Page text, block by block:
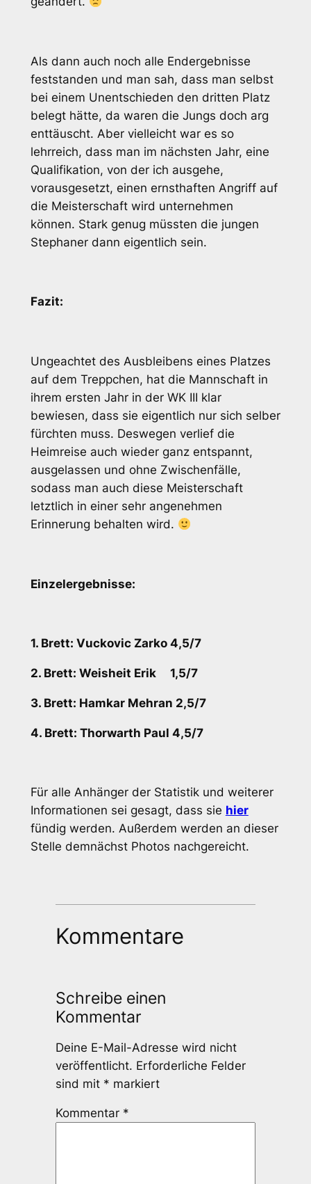
Als dann auch noch alle Endergebnisse
feststanden und man sah, dass man selbst
bei einem Unentschieden den dritten Platz
belegt hätte, da waren die Jungs doch arg
enttäuscht. Aber vielleicht war es so
lehrreich, dass man im nächsten Jahr, eine
Qualifikation, von der ich ausgehe,
vorausgesetzt, einen ernsthaften Angriff auf
die Meisterschaft wird unternehmen
können. Stark genug müssten die jungen
Stephaner dann eigentlich sein.
Fazit:
Ungeachtet des Ausbleibens eines Platzes
auf dem Treppchen, hat die Mannschaft in
ihrem ersten Jahr in der WK III klar
bewiesen, dass sie eigentlich nur sich selber
fürchten muss. Deswegen verlief die
Heimreise auch wieder ganz entspannt,
ausgelassen und ohne Zwischenfälle,
sodass man auch diese Meisterschaft
letztlich in einer sehr angenehmen
Erinnerung behalten wird.
Einzelergebnisse:
1. Brett: Vuckovic Zarko 4,5/7
2. Brett: Weisheit Erik 1,5/7
3. Brett: Hamkar Mehran 2,5/7
4. Brett: Thorwarth Paul 4,5/7
Für alle Anhänger der Statistik und weiterer
Informationen sei gesagt, dass sie hier
fündig werden. Außerdem werden an dieser
Stelle demnächst Photos nachgereicht.
Kommentare
Schreibe einen
Kommentar
Deine E-Mail-Adresse wird nicht
veröffentlicht. Erforderliche Felder
sind mit * markiert
Kommentar *